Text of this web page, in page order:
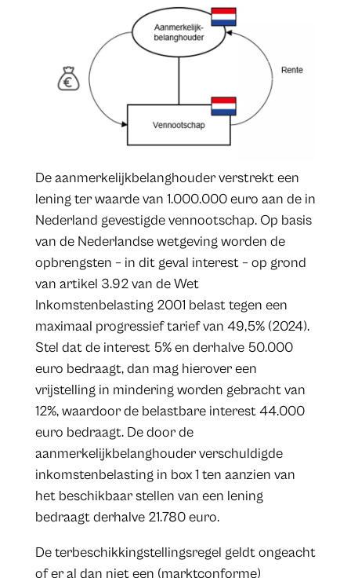
De aanmerkelijkbelanghouder verstrekt een
lening ter waarde van 1.000.000 euro aan de in
Nederland gevestigde vennootschap. Op basis
van de Nederlandse wetgeving worden de
opbrengsten – in dit geval interest – op grond
van artikel 3.92 van de Wet
Inkomstenbelasting 2001 belast tegen een
maximaal progressief tarief van 49,5% (2024).
Stel dat de interest 5% en derhalve 50.000
euro bedraagt, dan mag hierover een
vrijstelling in mindering worden gebracht van
12%, waardoor de belastbare interest 44.000
euro bedraagt. De door de
aanmerkelijkbelanghouder verschuldigde
inkomstenbelasting in box 1 ten aanzien van
het beschikbaar stellen van een lening
bedraagt derhalve 21.780 euro.
De terbeschikkingstellingsregel geldt ongeacht
of er al dan niet een (marktconforme)